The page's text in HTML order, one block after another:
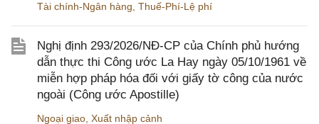
Tài chính-Ngân hàng Thuế-Phí-Lệ phí
Nghị định 293/2026/NĐ-CP của Chính phủ hướng
dẫn thực thi Công ước La Hay ngày 05/10/1961 về
miễn hợp pháp hóa đối với giấy tờ công của nước
ngoài (Công ước Apostille)
Ngoại giao Xuất nhập cảnh